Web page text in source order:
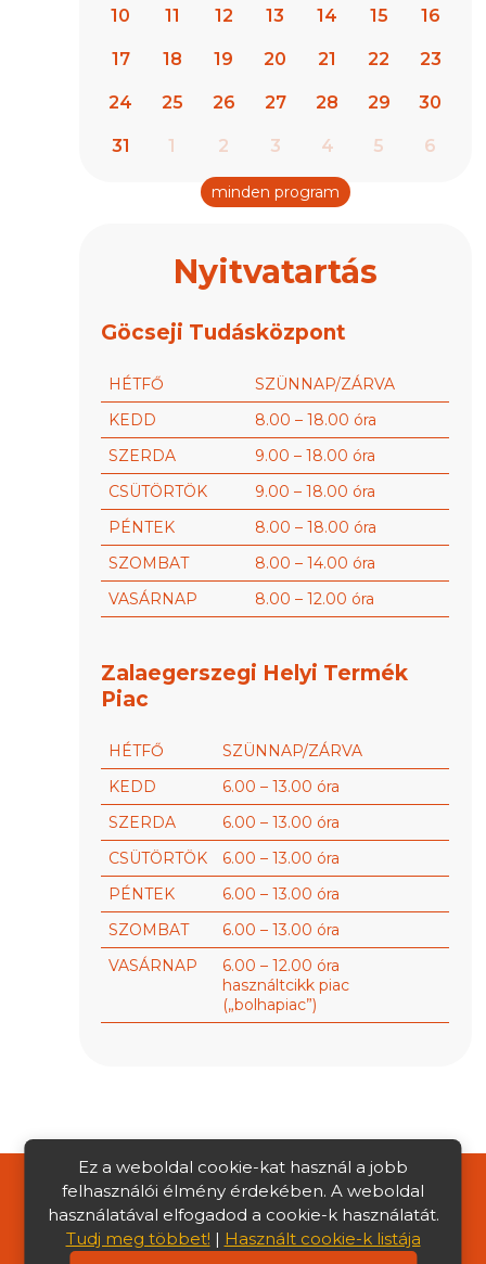
10 11 12 13 14 15 16
17 18 19 20 21 22 23
24 25 26 27 28 29 30
31 1 2 3 4 5 6
minden program
Nyitvatartás
Göcseji Tudásközpont
HÉTFŐ
SZÜNNAP/ZÁRVA
KEDD
8.00 – 18.00 óra
SZERDA
9.00 – 18.00 óra
CSÜTÖRTÖK
9.00 – 18.00 óra
PÉNTEK
8.00 – 18.00 óra
SZOMBAT
8.00 – 14.00 óra
VASÁRNAP
8.00 – 12.00 óra
Zalaegerszegi Helyi Termék
Piac
HÉTFŐ
SZÜNNAP/ZÁRVA
KEDD
6.00 – 13.00 óra
SZERDA
6.00 – 13.00 óra
CSÜTÖRTÖK
6.00 – 13.00 óra
PÉNTEK
6.00 – 13.00 óra
SZOMBAT
6.00 – 13.00 óra
VASÁRNAP
6.00 – 12.00 óra
használtcikk piac
(„bolhapiac”)
|Média megjelenések|Közérdekű
adatok|Adatkezelési Tájékoztató
Ez a weboldal cookie-kat használ a jobb
felhasználói élmény érdekében. A weboldal
használatával elfogadod a cookie-k használatát.
Tudj meg többet! | Használt cookie-k listája